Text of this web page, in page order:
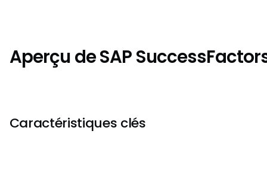
Aperçu de SAP
Caractéristiques clés